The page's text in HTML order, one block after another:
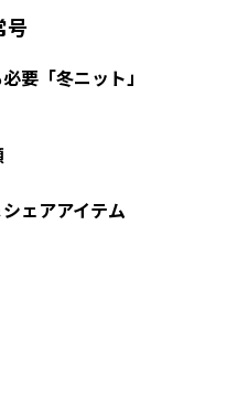
号
要「冬ニット」
ェアアイテム